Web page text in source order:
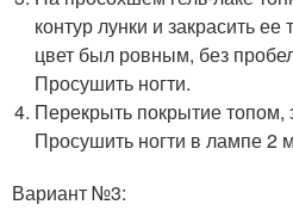
контур лунки и закрасить
цвет был ровным, без
Просушить ногти.
Перекрыть покрытие топом,
Просушить ногти в лампе 2
Вариант №3: